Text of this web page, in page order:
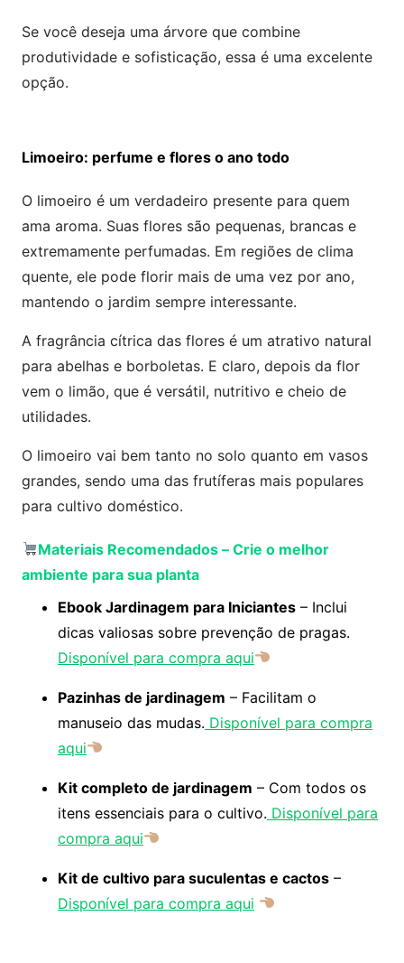
Se você deseja uma árvore que combine
produtividade e sofisticação, essa é uma excelente
opção.
Limoeiro: perfume e flores o ano todo
O limoeiro é um verdadeiro presente para quem
ama aroma. Suas flores são pequenas, brancas e
extremamente perfumadas. Em regiões de clima
quente, ele pode florir mais de uma vez por ano,
mantendo o jardim sempre interessante.
A fragrância cítrica das flores é um atrativo natural
para abelhas e borboletas. E claro, depois da flor
vem o limão, que é versátil, nutritivo e cheio de
utilidades.
O limoeiro vai bem tanto no solo quanto em vasos
grandes, sendo uma das frutíferas mais populares
para cultivo doméstico.
Materiais Recomendados – Crie o melhor
ambiente para sua planta
Ebook Jardinagem para Iniciantes – Inclui
dicas valiosas sobre prevenção de pragas.
Disponível para compra aqui
Pazinhas de jardinagem – Facilitam o
manuseio das mudas. Disponível para compra
aqui
Kit completo de jardinagem – Com todos os
itens essenciais para o cultivo. Disponível para
compra aqui
Kit de cultivo para suculentas e cactos –
Disponível para compra aqui